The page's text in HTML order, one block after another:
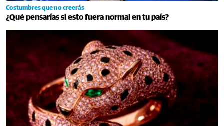
Costumbres que no creerás
¿Qué pensarías si esto fuera normal en tu país?